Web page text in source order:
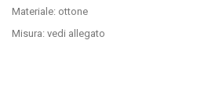
Materiale: ottone
Misura: vedi allegato